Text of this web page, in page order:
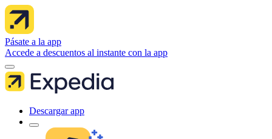
Pásate a la app
Accede a descuentos al instante con la app
Descargar app